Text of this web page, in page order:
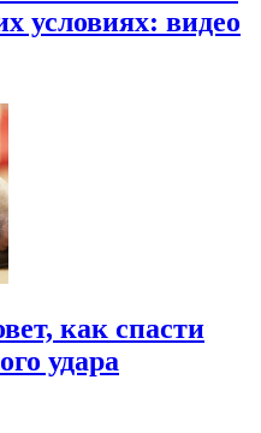
условиях: видео
как спасти
удара